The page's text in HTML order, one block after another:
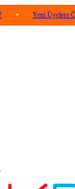
Yeni Üyelere Özel 50 TL